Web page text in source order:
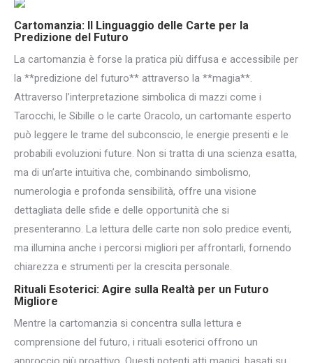
Cartomanzia: Il Linguaggio delle Carte per la
Predizione del Futuro
La cartomanzia è forse la pratica più diffusa e accessibile per
la **predizione del futuro** attraverso la **magia**.
Attraverso l’interpretazione simbolica di mazzi come i
Tarocchi, le Sibille o le carte Oracolo, un cartomante esperto
può leggere le trame del subconscio, le energie presenti e le
probabili evoluzioni future. Non si tratta di una scienza esatta,
ma di un’arte intuitiva che, combinando simbolismo,
numerologia e profonda sensibilità, offre una visione
dettagliata delle sfide e delle opportunità che si
presenteranno. La lettura delle carte non solo predice eventi,
ma illumina anche i percorsi migliori per affrontarli, fornendo
chiarezza e strumenti per la crescita personale.
Rituali Esoterici: Agire sulla Realtà per un Futuro
Migliore
Mentre la cartomanzia si concentra sulla lettura e
comprensione del futuro, i rituali esoterici offrono un